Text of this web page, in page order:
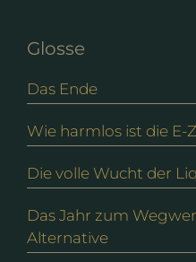
Glosse
Das Ende
Wie harmlos ist die E-
Die volle Wucht der
Das Jahr zum
Alternative